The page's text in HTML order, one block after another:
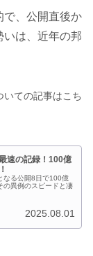
で、公開直後か
いは、近年の邦
ての記事はこち
速の記録！100億
なる公開8日で100億
の異例のスピードと凄
2025.08.01